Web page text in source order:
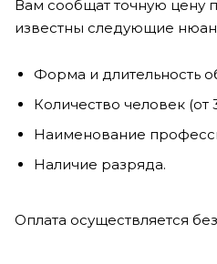
Вам сообщат точную цену
известны следующие
Форма и длительность
Количество человек (от
Наименование
Наличие разряда.
Оплата осуществляется